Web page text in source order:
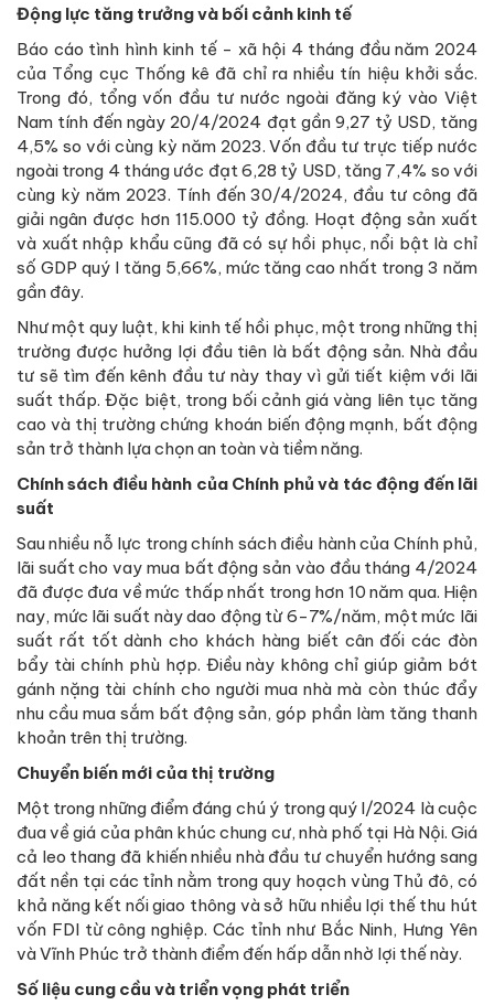
Động lực tăng trưởng và bối cảnh kinh tế
Báo cáo tình hình kinh tế - xã hội 4 tháng đầu năm 2024
của Tổng cục Thống kê đã chỉ ra nhiều tín hiệu khởi sắc.
Trong đó, tổng vốn đầu tư nước ngoài đăng ký vào Việt
Nam tính đến ngày 20/4/2024 đạt gần 9,27 tỷ USD, tăng
4,5% so với cùng kỳ năm 2023. Vốn đầu tư trực tiếp nước
ngoài trong 4 tháng ước đạt 6,28 tỷ USD, tăng 7,4% so với
cùng kỳ năm 2023. Tính đến 30/4/2024, đầu tư công đã
giải ngân được hơn 115.000 tỷ đồng. Hoạt động sản xuất
và xuất nhập khẩu cũng đã có sự hồi phục, nổi bật là chỉ
số GDP quý I tăng 5,66%, mức tăng cao nhất trong 3 năm
gần đây.
Như một quy luật, khi kinh tế hồi phục, một trong những thị
trường được hưởng lợi đầu tiên là bất động sản. Nhà đầu
tư sẽ tìm đến kênh đầu tư này thay vì gửi tiết kiệm với lãi
suất thấp. Đặc biệt, trong bối cảnh giá vàng liên tục tăng
cao và thị trường chứng khoán biến động mạnh, bất động
sản trở thành lựa chọn an toàn và tiềm năng.
Chính sách điều hành của Chính phủ và tác động đến lãi
suất
Sau nhiều nỗ lực trong chính sách điều hành của Chính phủ,
lãi suất cho vay mua bất động sản vào đầu tháng 4/2024
đã được đưa về mức thấp nhất trong hơn 10 năm qua. Hiện
nay, mức lãi suất này dao động từ 6-7%/năm, một mức lãi
suất rất tốt dành cho khách hàng biết cân đối các đòn
bẩy tài chính phù hợp. Điều này không chỉ giúp giảm bớt
gánh nặng tài chính cho người mua nhà mà còn thúc đẩy
nhu cầu mua sắm bất động sản, góp phần làm tăng thanh
khoản trên thị trường.
Chuyển biến mới của thị trường
Một trong những điểm đáng chú ý trong quý I/2024 là cuộc
đua về giá của phân khúc chung cư, nhà phố tại Hà Nội. Giá
cả leo thang đã khiến nhiều nhà đầu tư chuyển hướng sang
đất nền tại các tỉnh nằm trong quy hoạch vùng Thủ đô, có
khả năng kết nối giao thông và sở hữu nhiều lợi thế thu hút
vốn FDI từ công nghiệp. Các tỉnh như Bắc Ninh, Hưng Yên
và Vĩnh Phúc trở thành điểm đến hấp dẫn nhờ lợi thế này.
Số liệu cung cầu và triển vọng phát triển